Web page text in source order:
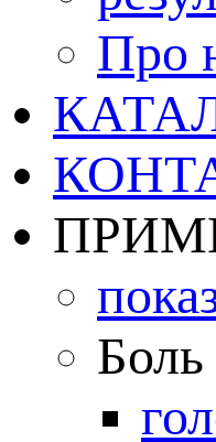
Про
Боль